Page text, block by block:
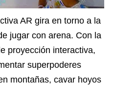
AR gira en torno a la
jugar con arena. Con la
proyección interactiva,
superpoderes
montañas, cavar hoyos